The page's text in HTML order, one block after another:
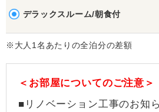
デラックスルーム/朝食付
※大人1名あたりの全泊分の差額
＜お部屋についてのご注意＞
■リノベーション工事のお知